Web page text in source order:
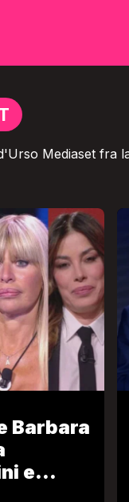
Mediaset fra
Barbara
e